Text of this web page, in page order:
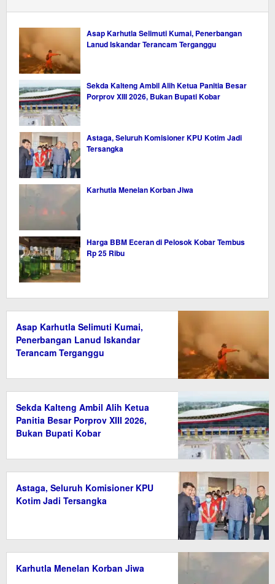
Asap Karhutla Selimuti Kumai, Penerbangan
Lanud Iskandar Terancam Terganggu
Sekda Kalteng Ambil Alih Ketua Panitia Besar
Porprov XIII 2026, Bukan Bupati Kobar
Astaga, Seluruh Komisioner KPU Kotim Jadi
Tersangka
Karhutla Menelan Korban Jiwa
Harga BBM Eceran di Pelosok Kobar Tembus
Rp 25 Ribu
Asap Karhutla Selimuti Kumai,
Penerbangan Lanud Iskandar
Terancam Terganggu
Sekda Kalteng Ambil Alih Ketua
Panitia Besar Porprov XIII 2026,
Bukan Bupati Kobar
Astaga, Seluruh Komisioner KPU
Kotim Jadi Tersangka
Karhutla Menelan Korban Jiwa